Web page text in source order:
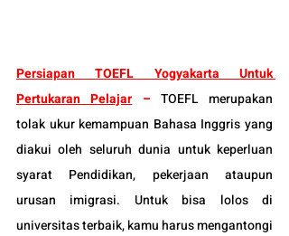
Persiapan TOEFL Yogyakarta Untuk
Pertukaran Pelajar – TOEFL merupakan
tolak ukur kemampuan Bahasa Inggris yang
diakui oleh seluruh dunia untuk keperluan
syarat Pendidikan, pekerjaan ataupun
urusan imigrasi. Untuk bisa lolos di
universitas terbaik, kamu harus mengantongi